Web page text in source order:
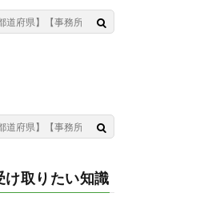
け取りたい知識